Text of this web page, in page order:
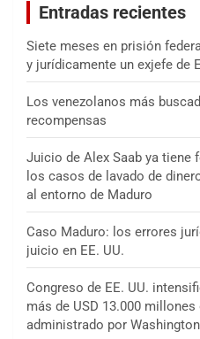
Entradas recientes
Siete meses en prisión
y jurídicamente un exjefe de
Los venezolanos más
recompensas
Juicio de Alex Saab ya tiene
los casos de lavado de
al entorno de Maduro
Caso Maduro: los errores
juicio en EE. UU.
Congreso de EE. UU.
más de USD 13.000
administrado por Washington